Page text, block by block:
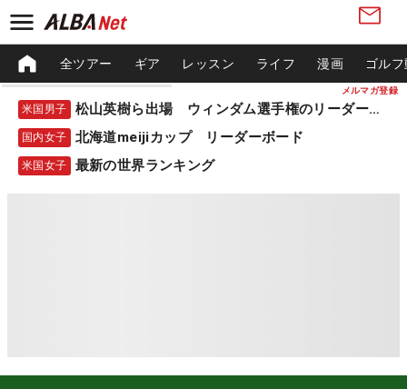
メルマガ登録
全ツアー ギア レッスン ライフ 漫画 ゴル
米国男子 松山英樹ら出場 ウィンダム選手権のリーダーボード
国内女子 北海道meijiカップ リーダーボード
米国女子 最新の世界ランキング